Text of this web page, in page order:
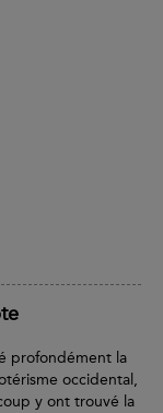
profondément la
occidental,
y ont trouvé la